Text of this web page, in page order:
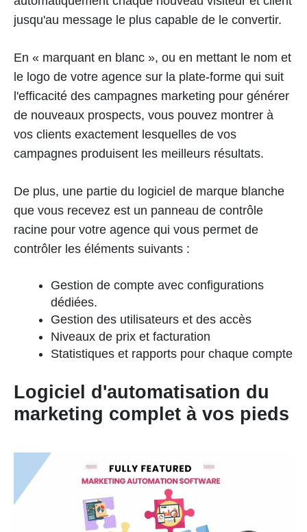
jusqu'au message le plus capable de le convertir.
En « marquant en blanc », ou en mettant le nom et
le logo de votre agence sur la plate-forme qui suit
l'efficacité des campagnes marketing pour générer
de nouveaux prospects, vous pouvez montrer à
vos clients exactement lesquelles de vos
campagnes produisent les meilleurs résultats.
De plus, une partie du logiciel de marque blanche
que vous recevez est un panneau de contrôle
racine pour votre agence qui vous permet de
contrôler les éléments suivants :
Gestion de compte avec configurations
dédiées.
Gestion des utilisateurs et des accès
Niveaux de prix et facturation
Statistiques et rapports pour chaque compte
Logiciel d'automatisation du
marketing complet à vos pieds